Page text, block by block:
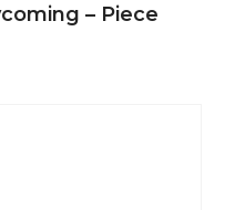
– Piece